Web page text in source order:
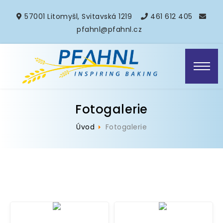
57001 Litomyšl, Svitavská 1219
461 612 405
pfahnl@pfahnl.cz
Fotogalerie
Úvod Fotogalerie